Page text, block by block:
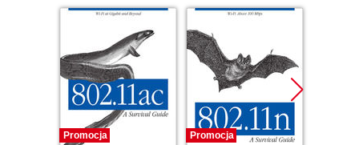
Promocja Promocja